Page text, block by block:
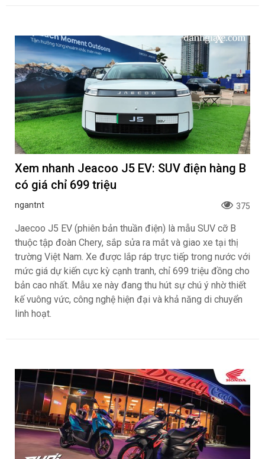
Xem nhanh Jeacoo J5 EV: SUV điện hàng B
có giá chỉ 699 triệu
ngantnt 375
Jaecoo J5 EV (phiên bản thuần điện) là mẫu SUV cỡ B
thuộc tập đoàn Chery, sắp sửa ra mắt và giao xe tại thị
trường Việt Nam. Xe được lắp ráp trực tiếp trong nước với
mức giá dự kiến cực kỳ cạnh tranh, chỉ 699 triệu đồng cho
bản cao nhất. Mẫu xe này đang thu hút sự chú ý nhờ thiết
kế vuông vức, công nghệ hiện đại và khả năng di chuyển
linh hoạt.